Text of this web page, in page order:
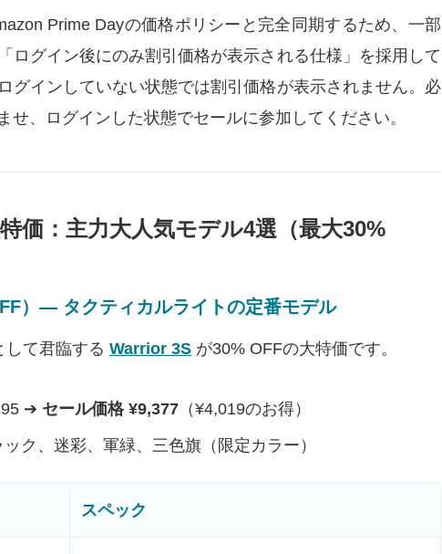
Prime Dayの価格ポリシーと完全同期するため、一部
ログイン後にのみ割引価格が表示される仕様」を採用して
グインしていない状態では割引価格が表示されません。必
せ、ログインした状態でセールに参加してください。
価：主力大人気モデル4選（最大30%
）— タクティカルライトの定番モデル
して君臨するWarrior 3S が30% OFFの大特価です。
➔ セール価格 ¥9,377 （¥4,019のお得）
ック、迷彩、軍緑、三色旗（限定カラー）
スペック